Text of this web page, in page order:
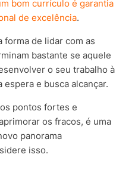
bom currículo é garantia
de excelência.
forma de lidar com as
bastante se aquele
o seu trabalho à
e busca alcançar.
pontos fortes e
os fracos, é uma
panorama
isso.